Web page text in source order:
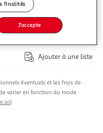
18,28€
Ajouter au panier
Ajouter à une liste
éventuels et les frais de
varier en fonction du mode
ici)
finalités
J'accepte